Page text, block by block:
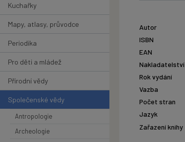
Kuchařky
Mapy, atlasy, průvodce
Periodika
Pro děti a mládež
Přírodní vědy
Společenské vědy
Antropologie
Archeologie
Autor
ISBN
EAN
Nakladatelství
Rok vydání
Vazba
Počet stran
Jazyk
Zařazení knihy